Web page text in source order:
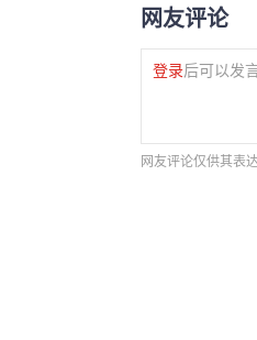
网友评论
登录后可以发
网友评论仅供其表